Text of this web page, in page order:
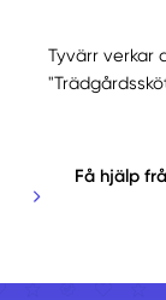
Tyvärr verkar
Få hjälp